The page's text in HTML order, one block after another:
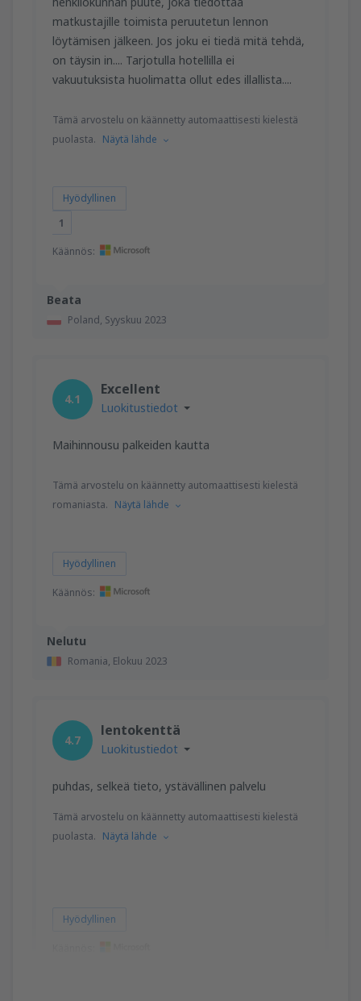
Beata
Poland, Syyskuu 2023
matkustajille toimista peruutetun lennon
löytämisen jälkeen. Jos joku ei tiedä mitä tehdä,
on täysin in.... Tarjotulla hotellilla ei
vakuutuksista huolimatta ollut edes illallista....
Tämä arvostelu on käännetty automaattisesti kielestä
puolasta. Näytä lähde
Hyödyllinen
1
Käännös:
Nelutu
Romania, Elokuu 2023
4.1
Excellent
Luokitustiedot
Maihinnousu palkeiden kautta
Tämä arvostelu on käännetty automaattisesti kielestä
romaniasta. Näytä lähde
Hyödyllinen
Käännös:
4.7
lentokenttä
Luokitustiedot
puhdas, selkeä tieto, ystävällinen palvelu
Tämä arvostelu on käännetty automaattisesti kielestä
puolasta. Näytä lähde
Hyödyllinen